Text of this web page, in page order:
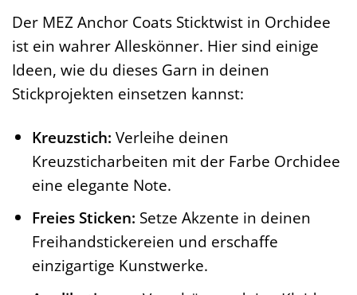
Der MEZ Anchor Coats Sticktwist in Orchidee
ist ein wahrer Alleskönner. Hier sind einige
Ideen, wie du dieses Garn in deinen
Stickprojekten einsetzen kannst:
Kreuzstich: Verleihe deinen
Kreuzsticharbeiten mit der Farbe Orchidee
eine elegante Note.
Freies Sticken: Setze Akzente in deinen
Freihandstickereien und erschaffe
einzigartige Kunstwerke.